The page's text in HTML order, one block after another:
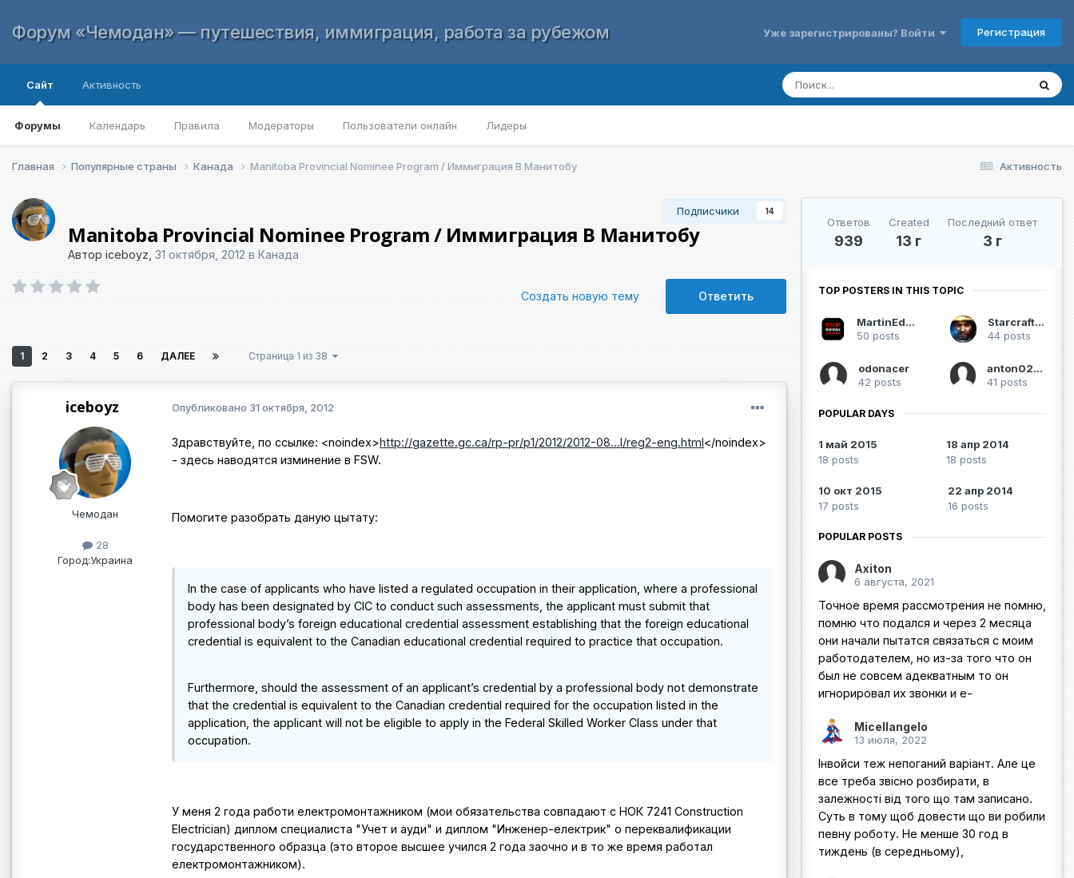
Форум «Чемодан» — путешествия, иммиграция, работа за рубежом Уже зарегистрированы? Войти Регистрация
Сайт
Форумы Календарь Правила Модераторы Пользователи онлайн Лидеры
Активность
Активность
Главная Популярные страны Канада Manitoba Provincial Nominee Program / Иммиграция В Манитобу
Подписчики 14
Manitoba Provincial Nominee Program / Иммиграция В Манитобу
Автор iceboyz 31 октября, 2012 в Канада
Ответить
Создать новую тему
1 2 3 4 5 6 ДАЛЕЕ Страница 1 из 38
iceboyz
Чемодан
28
Город:Украина
Опубликовано 31 октября, 2012
Здравствуйте, по ссылке: <noindex>http://gazette.gc.ca/rp-pr/p1/2012/2012-08...l/reg2-eng.html</noindex>
- здесь наводятся изминение в FSW.
Помогите разобрать даную цытату:
In the case of applicants who have listed a regulated occupation in their application, where a professional
body has been designated by CIC to conduct such assessments, the applicant must submit that
professional body’s foreign educational credential assessment establishing that the foreign educational
credential is equivalent to the Canadian educational credential required to practice that occupation.
Furthermore, should the assessment of an applicant’s credential by a professional body not demonstrate
that the credential is equivalent to the Canadian credential required for the occupation listed in the
application, the applicant will not be eligible to apply in the Federal Skilled Worker Class under that
occupation.
У меня 2 года работи електромонтажником (мои обязательства совпадают с НОК 7241 Construction
Electrician) диплом специалиста "Учет и ауди" и диплом "Инженер-електрик" о переквалификации
государственного образца (это второе высшее учился 2 года заочно и в то же время работал
електромонтажником).
Ответов
939
Created
13 г
Последний ответ
3 г
TOP POSTERS IN THIS TOPIC
MartinEden
50 posts
Starcrafter
44 posts
odonacer
42 posts
anton0208
41 posts
POPULAR DAYS
1 май 2015
18 posts
18 апр 2014
18 posts
10 окт 2015
17 posts
22 апр 2014
16 posts
POPULAR POSTS
Axiton
6 августа, 2021
Точное время рассмотрения не помню,
помню что подался и через 2 месяца
они начали пытатся связаться с моим
работодателем, но из-за того что он
был не совсем адекватным то он
игнорировал их звонки и е-
Micellangelo
13 июля, 2022
Інвойси теж непоганий варіант. Але це
все треба звісно розбирати, в
залежності від того що там записано.
Суть в тому щоб довести що ви робили
певну роботу. Не менше 30 год в
тиждень (в середньому),